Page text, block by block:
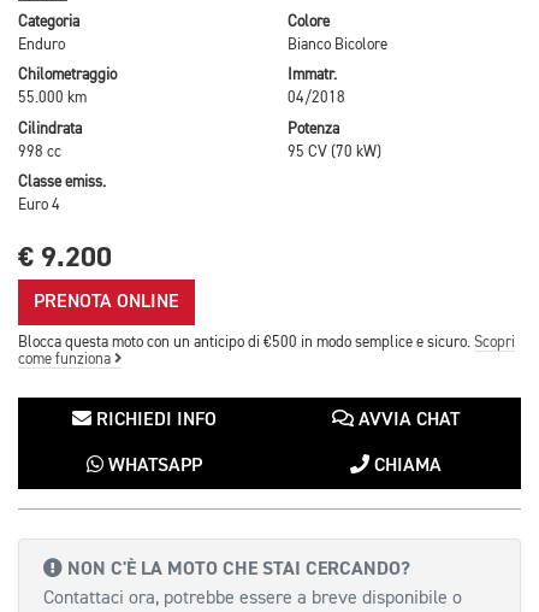
Categoria
Enduro
Colore
Bianco Bicolore
Chilometraggio
55.000 km
Immatr.
04/2018
Cilindrata
998 cc
Potenza
95 CV (70 kW)
Classe emiss.
Euro 4
€ 9.200
PRENOTA ONLINE
Blocca questa moto con un anticipo di €500 in modo semplice e sicuro. Scopri
come funziona
RICHIEDI INFO AVVIA CHAT
WHATSAPP CHIAMA
NON C'È LA MOTO CHE STAI CERCANDO?
Contattaci ora, potrebbe essere a breve disponibile o